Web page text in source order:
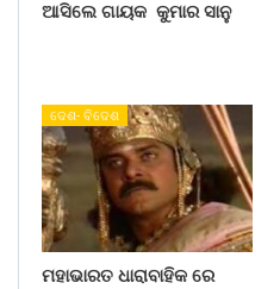
ଆସିଲେ ଗାୟକ କୁମାର ସାନୁ
ଦେଶ- ବିଦେଶ
ମହାଭାରତ ଧାରାବାହିକ ରେ